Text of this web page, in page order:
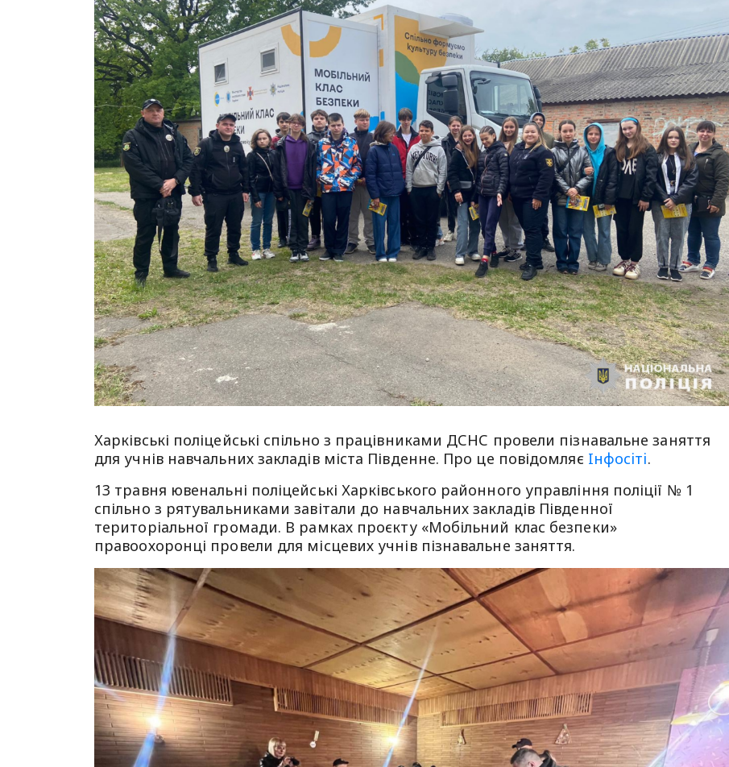
Харківські поліцейські спільно з працівниками ДСНС провели пізнавальне заняття
для учнів навчальних закладів міста Південне. Про це повідомляє Iнфосiтi.
13 травня ювенальні поліцейські Харківського районного управління поліції № 1
спільно з рятувальниками завітали до навчальних закладів Південної
територіальної громади. В рамках проєкту «Мобільний клас безпеки»
правоохоронці провели для місцевих учнів пізнавальне заняття.